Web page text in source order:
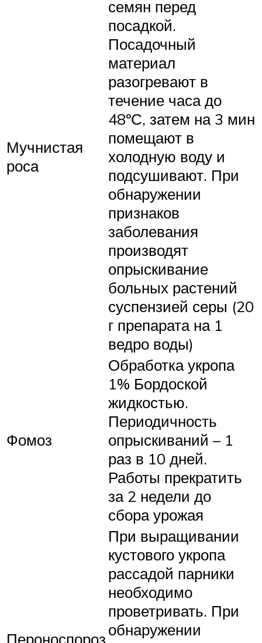
Мучнистая
роса
семян перед
посадкой.
Посадочный
материал
разогревают в
течение часа до
48ºС, затем на 3 мин
помещают в
холодную воду и
подсушивают. При
обнаружении
признаков
заболевания
производят
опрыскивание
больных растений
суспензией серы (20
г препарата на 1
ведро воды)
Фомоз
Обработка укропа
1% Бордоской
жидкостью.
Периодичность
опрыскиваний – 1
раз в 10 дней.
Работы прекратить
за 2 недели до
сбора урожая
Пероноспороз
При выращивании
кустового укропа
рассадой парники
необходимо
проветривать. При
обнаружении